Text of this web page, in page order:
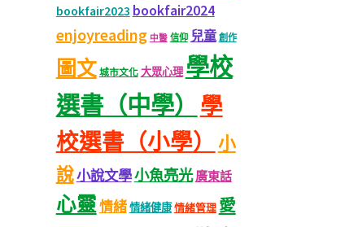
bookfair2023 bookfair2024
enjoyreading 中醫 信仰 兒童 創作
圖文 城市文化 大眾心理 學校
選書（中學）
學
校選書（小學）
小
說小說文學小魚亮光 廣東話
心靈情緒情緒健康情緒管理 愛